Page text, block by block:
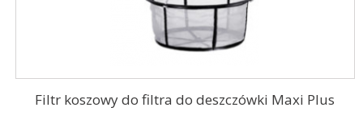
Filtr koszowy do filtra do deszczówki Maxi Plus